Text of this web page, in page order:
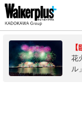
花
ル